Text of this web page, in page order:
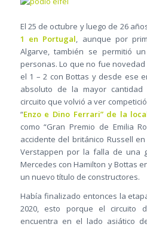
El 25 de octubre y luego de 26
1 en Portugal, aunque por
Algarve, también se permitió
personas. Lo que no fue
el 1 – 2 con Bottas y desde ese
absoluto de la mayor
circuito que volvió a ver
“Enzo e Dino Ferrari” de la
como “Gran Premio de Emilia
accidente del británico Russell
Verstappen por la falla de una
Mercedes con Hamilton y Bottas
un nuevo título de constructores.
Había finalizado entonces la
2020, esto porque el circuito
encuentra en el lado asiático